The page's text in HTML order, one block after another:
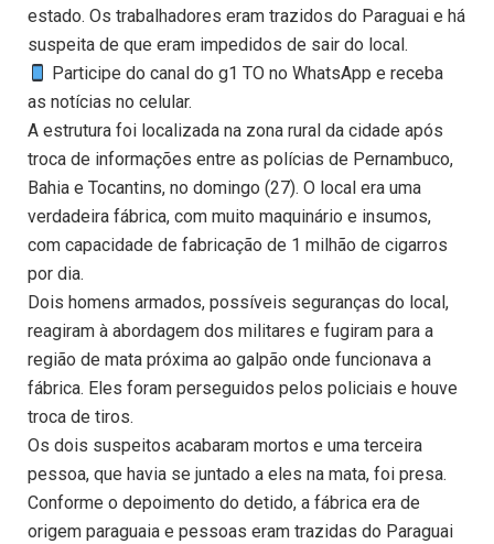
estado. Os trabalhadores eram trazidos do Paraguai e há
suspeita de que eram impedidos de sair do local.
Participe do canal do g1 TO no WhatsApp e receba
as notícias no celular.
A estrutura foi localizada na zona rural da cidade após
troca de informações entre as polícias de Pernambuco,
Bahia e Tocantins, no domingo (27). O local era uma
verdadeira fábrica, com muito maquinário e insumos,
com capacidade de fabricação de 1 milhão de cigarros
por dia.
Dois homens armados, possíveis seguranças do local,
reagiram à abordagem dos militares e fugiram para a
região de mata próxima ao galpão onde funcionava a
fábrica. Eles foram perseguidos pelos policiais e houve
troca de tiros.
Os dois suspeitos acabaram mortos e uma terceira
pessoa, que havia se juntado a eles na mata, foi presa.
Conforme o depoimento do detido, a fábrica era de
origem paraguaia e pessoas eram trazidas do Paraguai